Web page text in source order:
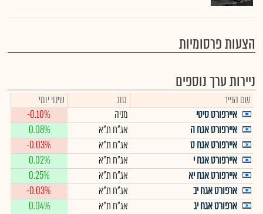
הצעות פרסומיות
ניירות ערך נוספים
שם הנייר סוג
שינוי יומי
איירפורט סיטי
מניה
-0.10%
איירפורט אגח ה
אג"ח ת"א
0.08%
איירפורט אגח ט
אג"ח ת"א
-0.03%
איירפורט אגח י
אג"ח ת"א
0.02%
איירפורט אגח יא
אג"ח ת"א
0.25%
ארפורט אגח יב
אג"ח ת"א
-0.03%
ארפורט אגח יג
אג"ח ת"א 0.04%